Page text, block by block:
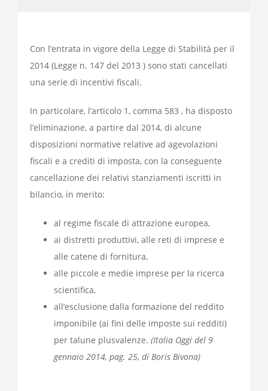
Con l’entrata in vigore della Legge di Stabilità per il
2014 (Legge n. 147 del 2013 ) sono stati cancellati
una serie di incentivi fiscali.
In particolare, l’articolo 1, comma 583 , ha disposto
l’eliminazione, a partire dal 2014, di alcune
disposizioni normative relative ad agevolazioni
fiscali e a crediti di imposta, con la conseguente
cancellazione dei relativi stanziamenti iscritti in
bilancio, in merito:
al regime fiscale di attrazione europea,
ai distretti produttivi, alle reti di imprese e
alle catene di fornitura,
alle piccole e medie imprese per la ricerca
scientifica,
all’esclusione dalla formazione del reddito
imponibile (ai fini delle imposte sui redditi)
per talune plusvalenze. (Italia Oggi del 9
gennaio 2014, pag. 25, di Boris Bivona)